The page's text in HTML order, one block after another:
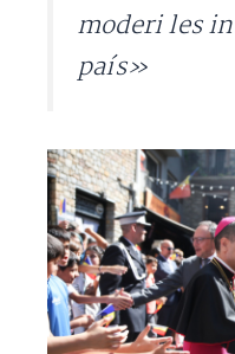
moderi les
país»